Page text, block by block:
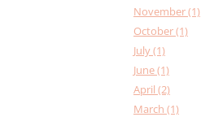
November (1)
October (1)
July (1)
June (1)
April (2)
March (1)